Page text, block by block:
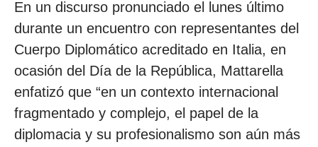
En un discurso pronunciado el lunes último
durante un encuentro con representantes del
Cuerpo Diplomático acreditado en Italia, en
ocasión del Día de la República, Mattarella
enfatizó que “en un contexto internacional
fragmentado y complejo, el papel de la
diplomacia y su profesionalismo son aún más